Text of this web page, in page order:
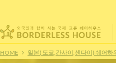
HOME 일본( 도쿄,간사이,센다이) 쉐어하